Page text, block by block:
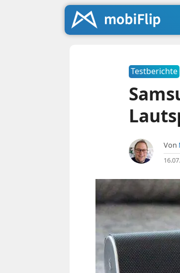
Testberichte
Von